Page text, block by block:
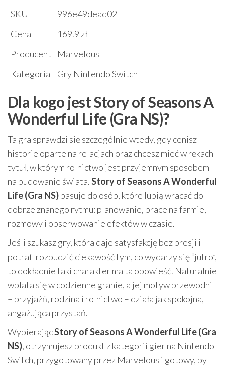
SKU
996e49dead02
Cena
169.9 zł
Producent
Marvelous
Kategoria
Gry Nintendo Switch
Dla kogo jest Story of Seasons A
Wonderful Life (Gra NS)?
Ta gra sprawdzi się szczególnie wtedy, gdy cenisz
historie oparte na relacjach oraz chcesz mieć w rękach
tytuł, w którym rolnictwo jest przyjemnym sposobem
na budowanie świata.Story of Seasons A Wonderful
Life (Gra NS)pasuje do osób, które lubią wracać do
dobrze znanego rytmu: planowanie, prace na farmie,
rozmowy i obserwowanie efektów w czasie.
Jeśli szukasz gry, która daje satysfakcję bez presji i
potrafi rozbudzić ciekawość tym, co wydarzy się “jutro”,
to dokładnie taki charakter ma ta opowieść. Naturalnie
wplata się w codzienne granie, a jej motyw przewodni
– przyjaźń, rodzina i rolnictwo – działa jak spokojna,
angażująca przystań.
WybierającStory of Seasons A Wonderful Life (Gra
NS), otrzymujesz produkt z kategorii gier na Nintendo
Switch, przygotowany przez Marvelous i gotowy, by